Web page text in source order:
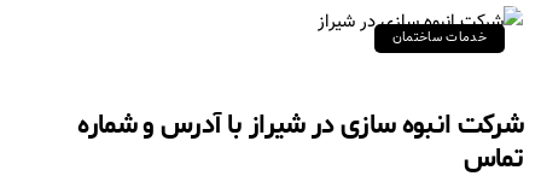
خدمات ساختمان
شرکت انبوه سازی در شیراز با آدرس و شماره
تماس